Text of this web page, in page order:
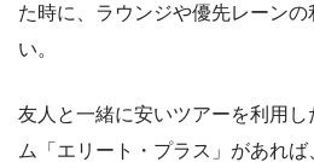
た時に、ラウンジや優先レーン
い。
友人と一緒に安いツアーを利用
ム「エリート・プラス」があれ